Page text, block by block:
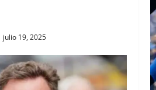
julio 19, 2025